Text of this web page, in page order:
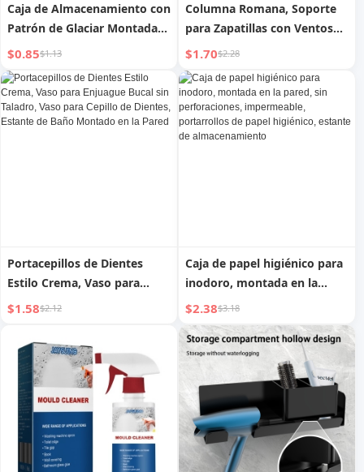
Caja de Almacenamiento con
Patrón de Glaciar Montada
en la Pared, Estante de
Almacenamiento para
Tocador de Baño, Algodón,
Papel Facial, Pañuelos de
Papel, Almacenamiento para
$0.85$1.13
Columna Romana, Soporte
para Zapatillas con Ventosa,
para el Hogar, Baño, sin
Agujeros, para Pared,
Drenaje, Almacenamiento de
Zapatillas, Gancho, Estante
de Almacenamiento
$1.70$2.28
Portacepillos de Dientes
Estilo Crema, Vaso para
Enjuague Bucal sin Taladro,
Estante de Baño Montado en
la Pared
$1.58$2.12
Caja de papel higiénico para
inodoro, montada en la
pared, sin perforaciones,
impermeable, portarrollos
de papel higiénico, estante
de almacenamiento
$2.38$3.18